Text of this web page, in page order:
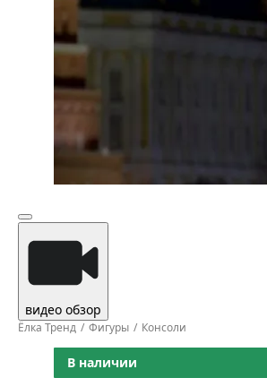
видео обзор
Ёлка Тренд Фигуры Консоли
В наличии